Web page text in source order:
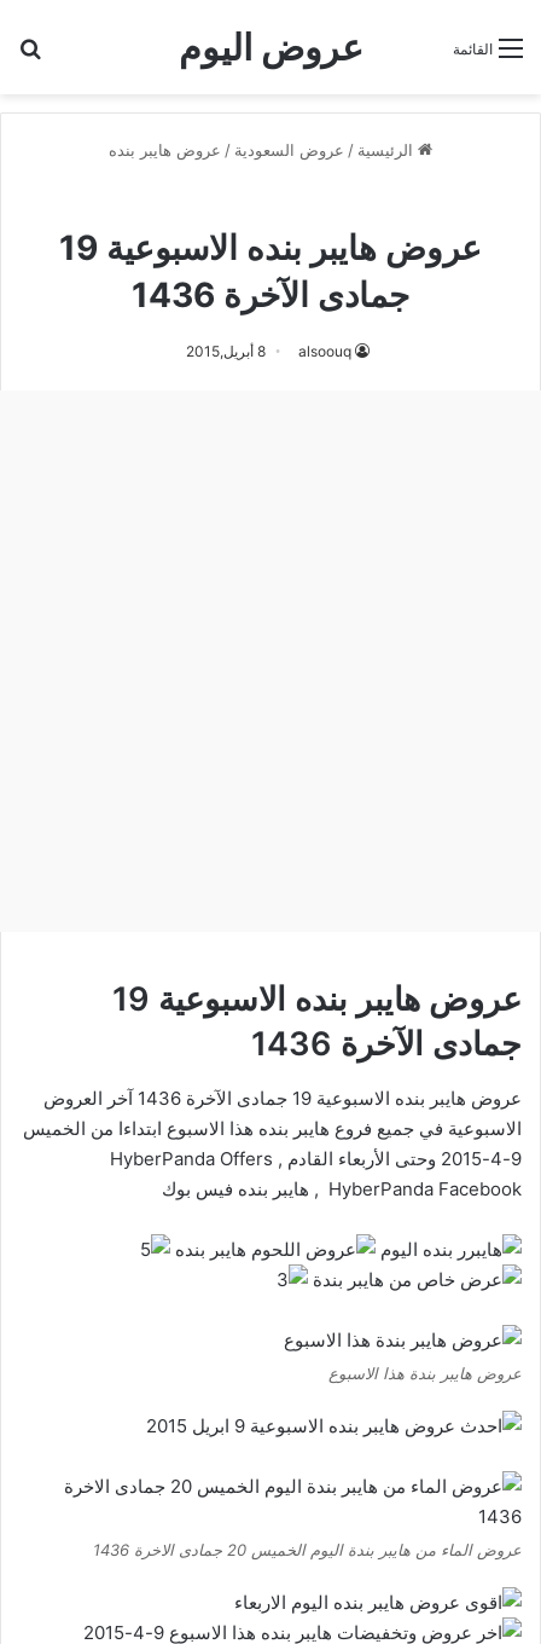
عروض اليوم القائمة
الرئيسية / عروض السعودية / عروض هايبر بنده
عروض هايبر بنده الاسبوعية 19
جمادى الآخرة 1436
alsoouq 8 أبريل,2015
عروض هايبر بنده الاسبوعية 19
جمادى الآخرة 1436
عروض هايبر بنده الاسبوعية 19 جمادى الآخرة 1436 آخر العروض
الاسبوعية في جميع فروع هايبر بنده هذا الاسبوع ابتداءا من الخميس
9-4-2015 وحتى الأربعاء القادم
HyberPanda Offers ,
HyberPanda Facebook , هايبر بنده فيس بوك
عروض هايبر بندة هذا الاسبوع
عروض الماء من هايبر بندة اليوم الخميس 20 جمادى الاخرة 1436